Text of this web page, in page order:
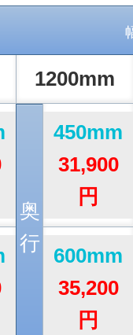
1200mm
奥
行
450mm
31,900
円
600mm
35,200
円